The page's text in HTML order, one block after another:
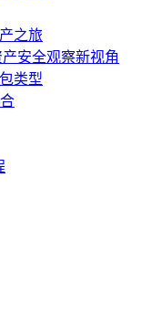
之旅
安全观察新视角
类型